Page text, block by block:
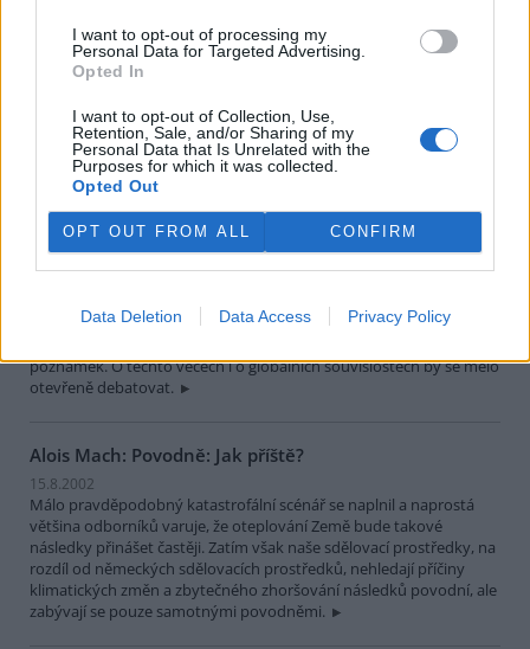
I want to opt-out of processing my
Personal Data for Targeted Advertising.
Opted In
I want to opt-out of Collection, Use,
Retention, Sale, and/or Sharing of my
Personal Data that Is Unrelated with the
Purposes for which it was collected.
Opted Out
OPT OUT FROM ALL CONFIRM
Data Deletion Data Access Privacy Policy
PhDr. Petr Fejk: Dobrá zoo má smysl
27.8.2002
několikadenní záchranná anabáze lachtana Gastona nám
neumožnila prožít malý happy end. Jsme vysílení, zlomení a prožitá
traumata si poneseme celý život.
JUDr. Petr Kužvart: Pár poznámek k povodním a k
Johannesburgu
Stále častější povodně a jiné přírodní kalamitní stavy budou určitě
opět námětem různých úvah. Činnost vodohospodářů a krizových
poznámek. O těchto věcech i o globálních souvislostech by se mělo
otevřeně debatovat.
Alois Mach: Povodně: Jak příště?
15.8.2002
Málo pravděpodobný katastrofální scénář se naplnil a naprostá
většina odborníků varuje, že oteplování Země bude takové
následky přinášet častěji. Zatím však naše sdělovací prostředky, na
rozdíl od německých sdělovacích prostředků, nehledají příčiny
klimatických změn a zbytečného zhoršování následků povodní, ale
zabývají se pouze samotnými povodněmi.